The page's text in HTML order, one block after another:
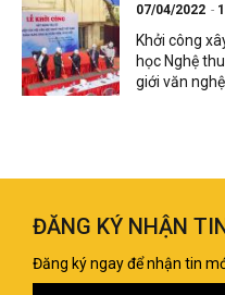
07/04/2022
Khởi công
học Nghệ
giới văn
ĐĂNG KÝ NHẬN
Đăng ký ngay để nhận tin